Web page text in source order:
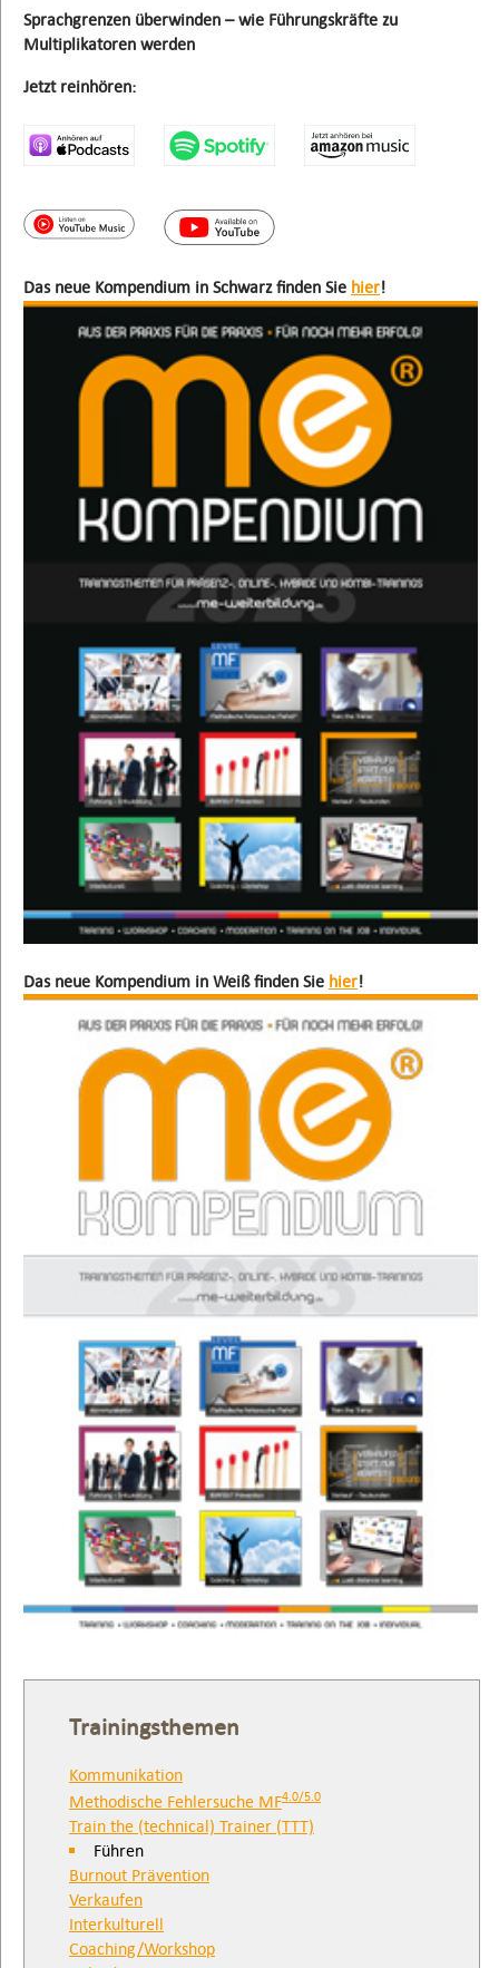
Sprachgrenzen überwinden – wie Führungskräfte zu
Multiplikatoren werden
Jetzt reinhören:
Das neue Kompendium in Schwarz finden Sie hier!
Das neue Kompendium in Weiß finden Sie hier!
Trainingsthemen
Kommunikation
Methodische Fehlersuche MF4.0/5.0
Train the (technical) Trainer (TTT)
Führen
Burnout Prävention
Verkaufen
Interkulturell
Coaching/Workshop